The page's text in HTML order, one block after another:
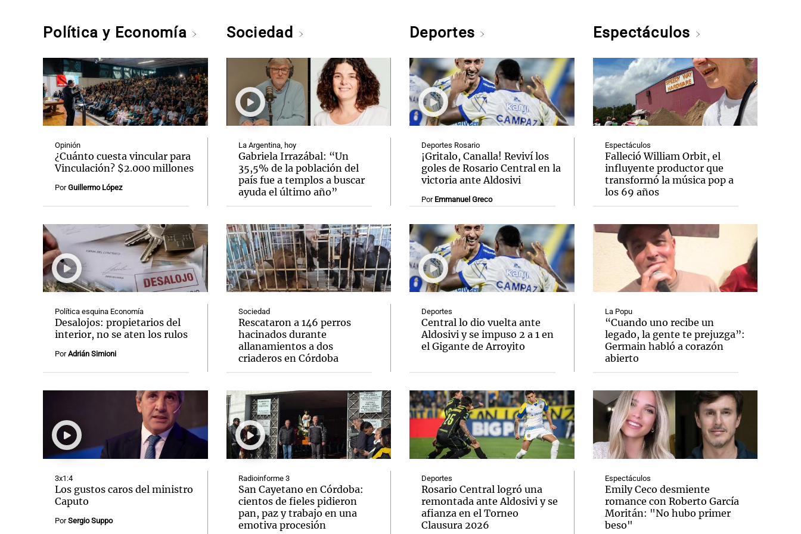
Política y Economía
Opinión
¿Cuánto cuesta vincular para
Vinculación? $2.000 millones
PorGuillermo López
Política esquina Economía
Desalojos: propietarios del
interior, no se aten los rulos
PorAdrián Simioni
3x1:4
Los gustos caros del ministro
Caputo
PorSergio Suppo
Sociedad
La Argentina, hoy
Gabriela Irrazábal: “Un
35,5% de la población del
país fue a templos a buscar
ayuda el último año”
Sociedad
Rescataron a 146 perros
hacinados durante
allanamientos a dos
criaderos en Córdoba
Radioinforme 3
San Cayetano en Córdoba:
cientos de fieles pidieron
pan, paz y trabajo en una
emotiva procesión
Deportes
Deportes Rosario
¡Gritalo, Canalla! Reviví los
goles de Rosario Central en la
victoria ante Aldosivi
Por Emmanuel Greco
Deportes
Central lo dio vuelta ante
Aldosivi y se impuso 2 a 1 en
el Gigante de Arroyito
Deportes
Rosario Central logró una
remontada ante Aldosivi y se
afianza en el Torneo
Clausura 2026
Espectáculos
Espectáculos
Falleció William Orbit, el
influyente productor que
transformó la música pop a
los 69 años
La Popu
“Cuando uno recibe un
legado, la gente te prejuzga”:
Germain habló a corazón
abierto
Espectáculos
Emily Ceco desmiente
romance con Roberto García
Moritán: "No hubo primer
beso"
Notas
El huracán de Arequito
Notas
Cadena 3 en Groenlandia
Notas